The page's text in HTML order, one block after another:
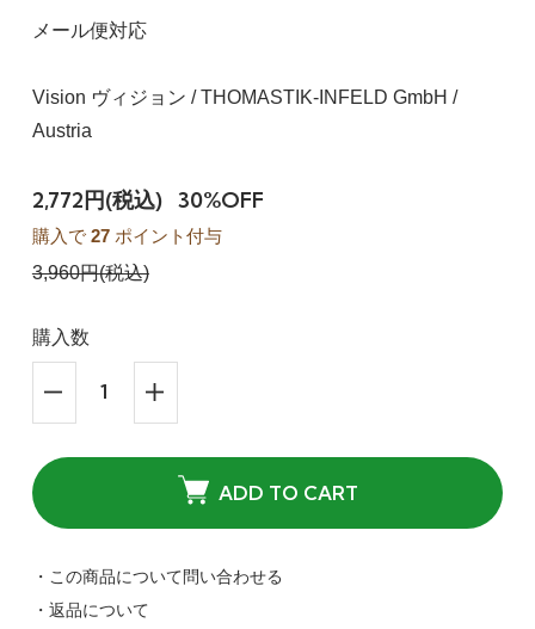
メール便対応
Vision ヴィジョン / THOMASTIK-INFELD GmbH /
Austria
2,772円(税込) 30%OFF
購入で 27ポイント付与
3,960円(税込)
購入数
ADD TO CART
・この商品について問い合わせる
・返品について